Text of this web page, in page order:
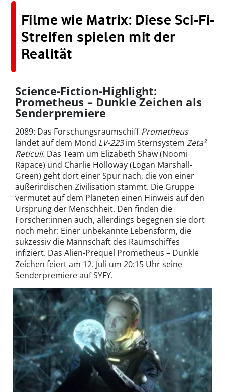
Filme wie Matrix: Diese Sci-Fi-
Streifen spielen mit der
Realität
Science-Fiction-Highlight:
Prometheus – Dunkle Zeichen als
Senderpremiere
2089: Das ForschungsraumschiffPrometheus
landet auf dem Mond LV-223im Sternsystem Zeta²
Reticuli. Das Team um Elizabeth Shaw (Noomi
Rapace) und Charlie Holloway (Logan Marshall-
Green) geht dort einer Spur nach, die von einer
außerirdischen Zivilisation stammt. Die Gruppe
vermutet auf dem Planeten einen Hinweis auf den
Ursprung der Menschheit. Den finden die
Forscher:innen auch, allerdings begegnen sie dort
noch mehr: Einer unbekannte Lebensform, die
sukzessiv die Mannschaft des Raumschiffes
infiziert. Das Alien-Prequel Prometheus – Dunkle
Zeichen feiert am 12. Juli um 20:15 Uhr seine
Senderpremiere auf SYFY.